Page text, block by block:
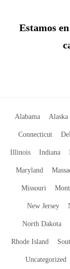
Estamos en
Alabama Alaska
Connecticut
Illinois Indiana
Maryland
Missouri
New Jersey
North Dakota
Rhode Island
Uncategorized